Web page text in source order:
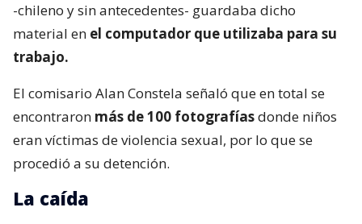
-chileno y sin antecedentes- guardaba dicho
material en el computador que utilizaba para su
trabajo.
El comisario Alan Constela señaló que en total se
encontraron más de 100 fotografíasdonde niños
eran víctimas de violencia sexual, por lo que se
procedió a su detención.
La caída